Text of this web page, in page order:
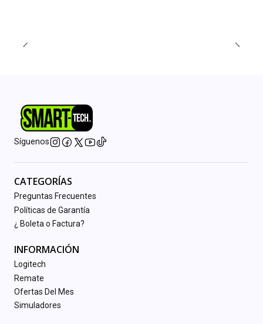
Síguenos
CATEGORÍAS
Preguntas Frecuentes
Políticas de Garantía
¿ Boleta o Factura?
INFORMACIÓN
Logitech
Remate
Ofertas Del Mes
Simuladores